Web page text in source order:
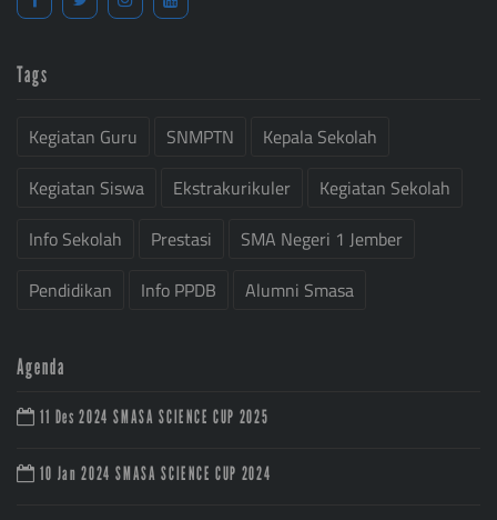
Tags
Kegiatan Guru SNMPTN
Kepala Sekolah
Kegiatan Siswa
Ekstrakurikuler
Kegiatan Sekolah
Info Sekolah
Prestasi
SMA Negeri 1 Jember
Pendidikan
Info PPDB Alumni Smasa
Agenda
11 Des 2024 SMASA SCIENCE CUP 2025
10 Jan 2024 SMASA SCIENCE CUP 2024